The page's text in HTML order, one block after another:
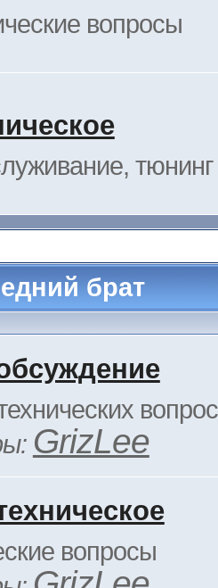
вопросы
тюнинг
брат
GrizLee
вопросы